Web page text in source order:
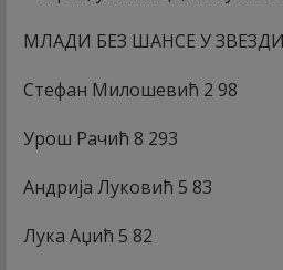
МЛАДИ БЕЗ ШАНСЕ У ЗВЕЗДИ
Стефан Милошевић 2 98
Урош Рачић 8 293
Андрија Луковић 5 83
Лука Аџић 5 82